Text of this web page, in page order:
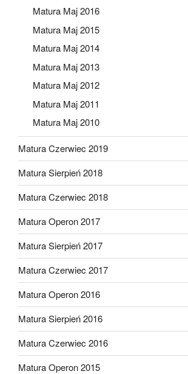
Matura Maj 2016
Matura Maj 2015
Matura Maj 2014
Matura Maj 2013
Matura Maj 2012
Matura Maj 2011
Matura Maj 2010
Matura Czerwiec 2019
Matura Sierpień 2018
Matura Czerwiec 2018
Matura Operon 2017
Matura Sierpień 2017
Matura Czerwiec 2017
Matura Operon 2016
Matura Sierpień 2016
Matura Czerwiec 2016
Matura Operon 2015